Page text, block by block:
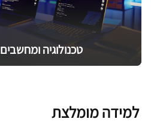
טכנולוגיה ומחשבים
למידה מומלצת